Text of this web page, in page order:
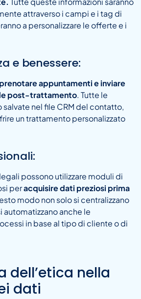
attraverso i campi e i tag di
a personalizzare le offerte e i
e benessere:
appuntamenti e inviare
post-trattamento. Tutte le
salvate nel file CRM del contatto,
un trattamento personalizzato
possono utilizzare moduli di
peracquisire dati preziosi prima
modo non solo si centralizzano
automatizzano anche le
in base al tipo di cliente o di
dell’etica nella
dati